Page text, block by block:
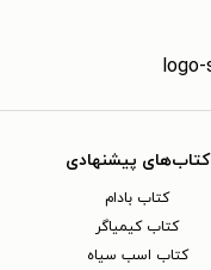
کتاب‌های پیشنهادی
کتاب بادام
کتاب کیمیاگر
کتاب اسب سیاه